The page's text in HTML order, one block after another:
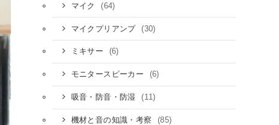
マイク (64)
マイクプリアンプ (30)
ミキサー (6)
モニタースピーカー (6)
吸音・防音・防湿 (11)
機材と音の知識・考察 (85)